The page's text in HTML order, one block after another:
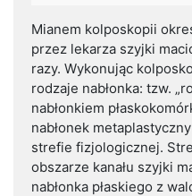
Mianem kolposkopii
przez lekarza szyjki
razy. Wykonując
rodzaje nabłonka: tzw.
nabłonkiem
nabłonek
strefie fizjologicznej.
obszarze kanału szyjki
nabłonka płaskiego z